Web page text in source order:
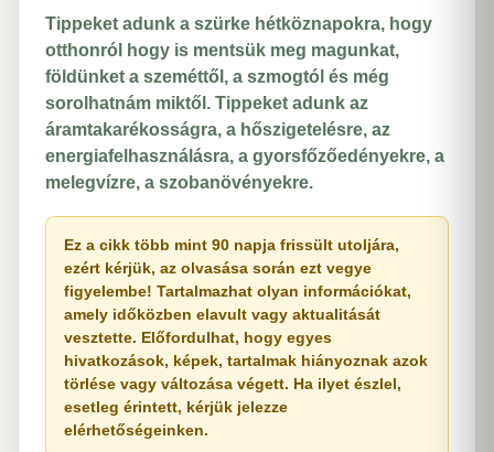
Tippeket adunk a szürke hétköznapokra, hogy
otthonról hogy is mentsük meg magunkat,
földünket a szeméttől, a szmogtól és még
sorolhatnám miktől. Tippeket adunk az
áramtakarékosságra, a hőszigetelésre, az
energiafelhasználásra, a gyorsfőzőedényekre, a
melegvízre, a szobanövényekre.
Ez a cikk több mint 90 napja frissült utoljára,
ezért kérjük, az olvasása során ezt vegye
figyelembe! Tartalmazhat olyan információkat,
amely időközben elavult vagy aktualitását
vesztette. Előfordulhat, hogy egyes
hivatkozások, képek, tartalmak hiányoznak azok
törlése vagy változása végett. Ha ilyet észlel,
esetleg érintett, kérjük jelezze
elérhetőségeinken.